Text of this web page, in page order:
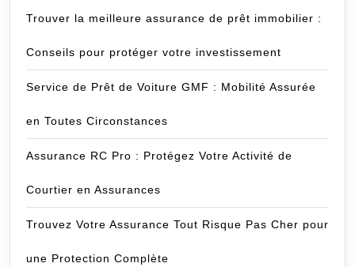
Trouver la meilleure assurance de prêt immobilier :
Conseils pour protéger votre investissement
Service de Prêt de Voiture GMF : Mobilité Assurée
en Toutes Circonstances
Assurance RC Pro : Protégez Votre Activité de
Courtier en Assurances
Trouvez Votre Assurance Tout Risque Pas Cher pour
une Protection Complète